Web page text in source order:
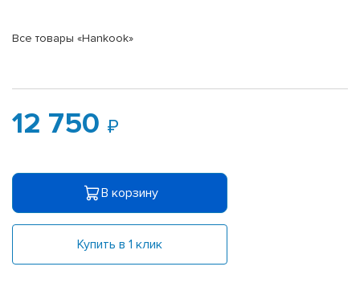
Все товары «Hankook»
12 750
В корзину
Купить в 1 клик